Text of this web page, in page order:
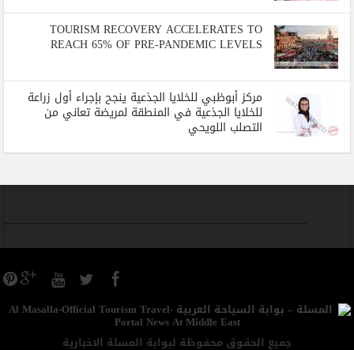
TOURISM RECOVERY ACCELERATES TO
REACH 65% OF PRE-PANDEMIC LEVELS
مركز أبوظبي للخلايا الجذعية ينجح بإجراء أول زراعة
للخلايا الجذعية في المنطقة لمريضة تعاني من
التصلب اللويحي
جميع الحقوق محفوظة لبوابة المسلة الاخبارية